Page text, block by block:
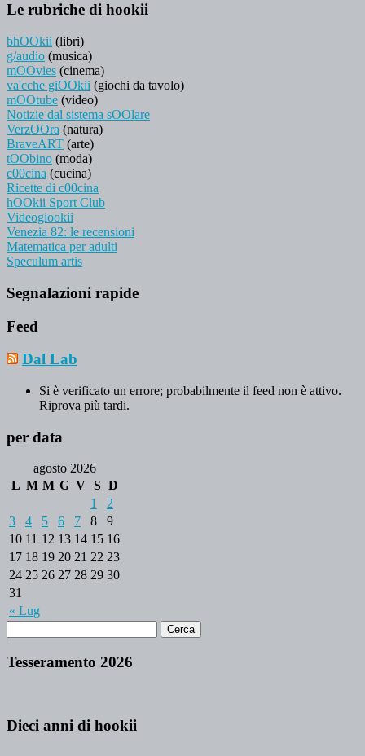
Le rubriche di hookii
bhOOkii (libri)
g/audio (musica)
mOOvies (cinema)
va'cche giOOkii (giochi da tavolo)
mOOtube (video)
Notizie dal sistema sOOlare
VerzOOra (natura)
BraveART (arte)
tOObino (moda)
c00cina (cucina)
Ricette di c00cina
hOOkii Sport Club
Videogiookii
Venezia 82: le recensioni
Matematica per adulti
Speculum artis
Segnalazioni rapide
Feed
Dal Lab
Si è verificato un errore; probabilmente il feed non è attivo.
Riprova più tardi.
per data
agosto 2026
L M M G V S D
« Lug
1
2
3
4 5 6 7 8
9
10 11 12 13 14 15 16
17 18 19 20 21 22 23
24 25 26 27 28 29 30
31
Tesseramento 2026
Dieci anni di hookii